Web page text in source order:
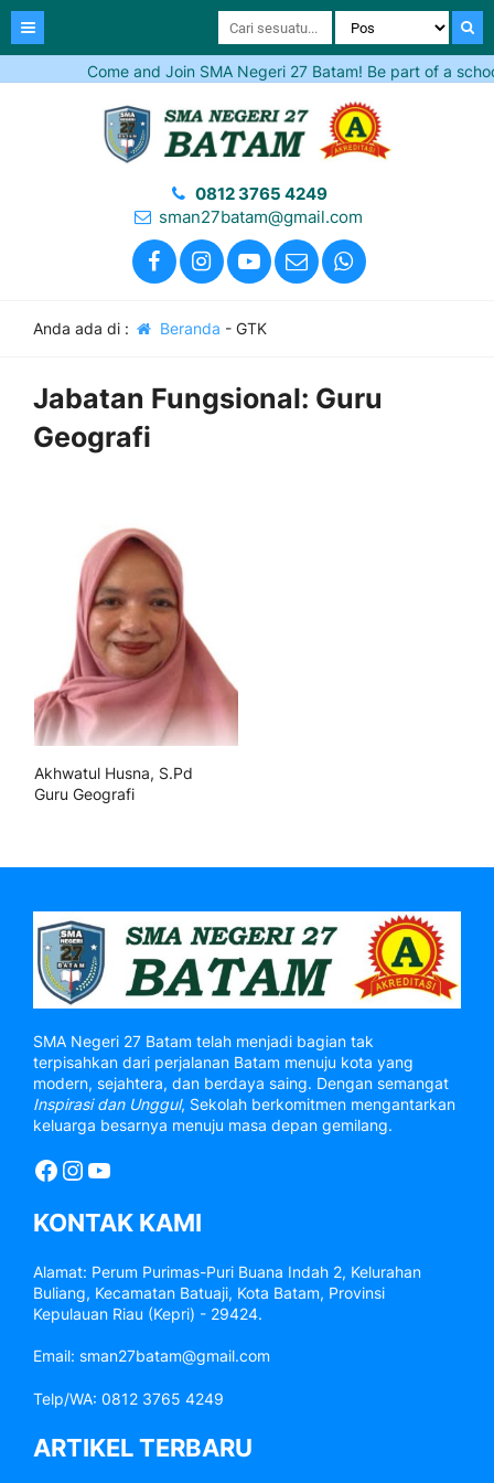
Come and Join SMA Negeri 27 Batam! Be part of a
0812 3765 4249
sman27batam@gmail.com
Anda ada di : Beranda - GTK
Jabatan Fungsional: Guru
Geografi
Akhwatul Husna, S.Pd
Guru Geografi
SMA Negeri 27 Batam telah menjadi bagian tak
terpisahkan dari perjalanan Batam menuju kota yang
modern, sejahtera, dan berdaya saing. Dengan semangat
Inspirasi dan Unggul, Sekolah berkomitmen mengantarkan
keluarga besarnya menuju masa depan gemilang.
Facebook
Instagram
YouTube
KONTAK KAMI
Alamat: Perum Purimas-Puri Buana Indah 2, Kelurahan
Buliang, Kecamatan Batuaji, Kota Batam, Provinsi
Kepulauan Riau (Kepri) - 29424.
Email: sman27batam@gmail.com
Telp/WA: 0812 3765 4249
ARTIKEL TERBARU